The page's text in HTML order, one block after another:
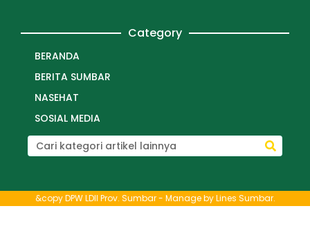
Category
BERANDA
BERITA SUMBAR
NASEHAT
SOSIAL MEDIA
&copy DPW LDII Prov. Sumbar - Manage byLines Sumbar.